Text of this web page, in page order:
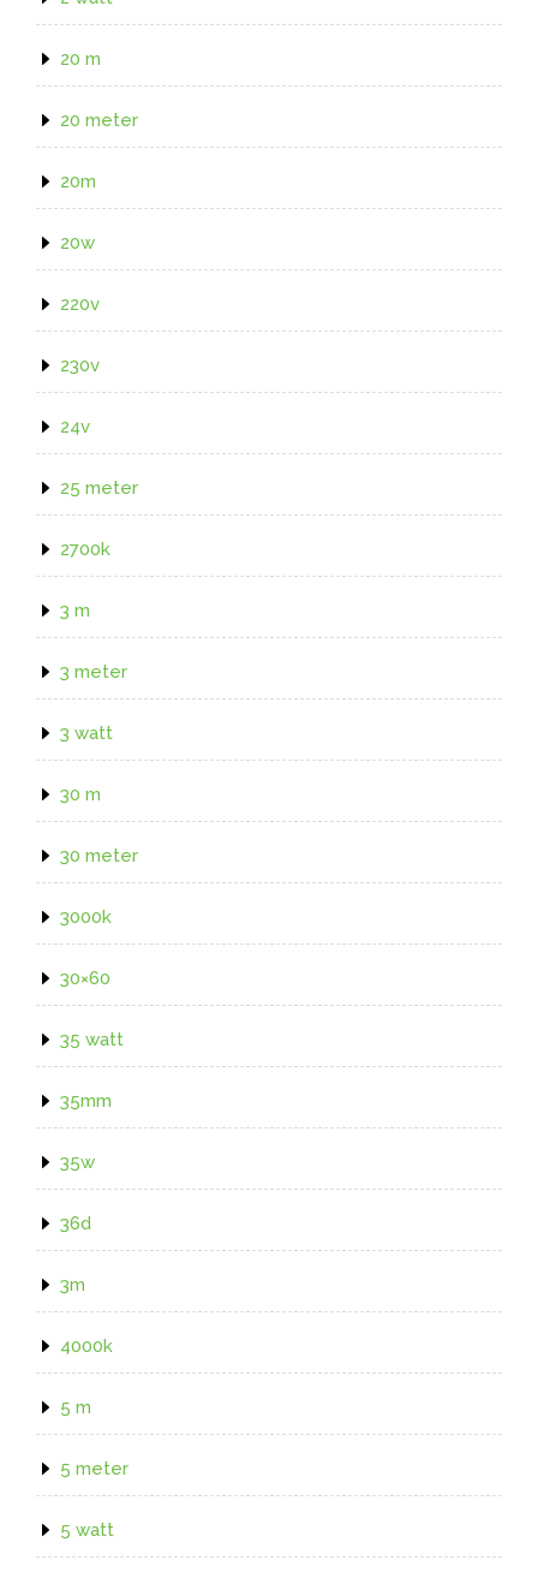
20 m
20 meter
20m
20w
220v
230v
24v
25 meter
2700k
3 m
3 meter
3 watt
30 m
30 meter
3000k
30×60
35 watt
35mm
35w
36d
3m
4000k
5 m
5 meter
5 watt